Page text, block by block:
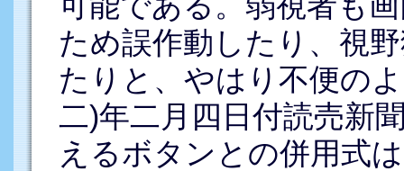
ため誤作動したり、視
たりと、やはり不便の
二)年二月四日付読売新
えるボタンとの併用式